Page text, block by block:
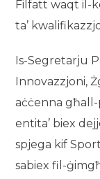
Filfatt waqt il-
ta’
Is-Segretarju
Innovazzjoni,
aċċenna
entita’ biex
spjega kif
sabiex fil-